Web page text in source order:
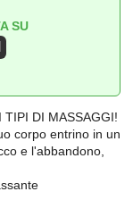
SU
TIPI DI MASSAGGI!
corpo entrino in un
e l'abbandono,